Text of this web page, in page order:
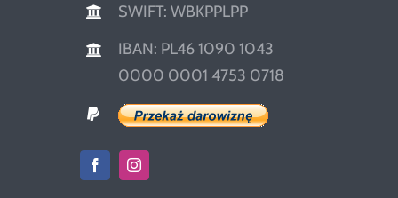
SWIFT: WBKPPLPP
IBAN: PL46 1090 1043
0000 0001 4753 0718